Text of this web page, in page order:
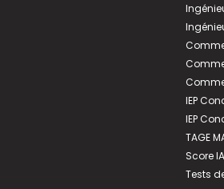
IEP
IEP
TAGE
Score
Tests